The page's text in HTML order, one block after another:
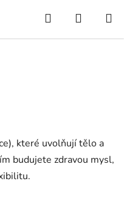
Search
CART
které uvolňují tělo a
budujete zdravou mysl,